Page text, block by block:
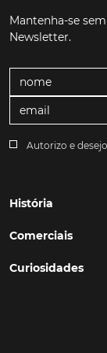
Mantenha-se
Newsletter.
Autorizo e
História
Comerciais
Curiosidades